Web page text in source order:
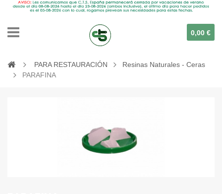
0,00 €
PARA RESTAURACIÓN
Resinas Naturales - Ceras
PARAFINA